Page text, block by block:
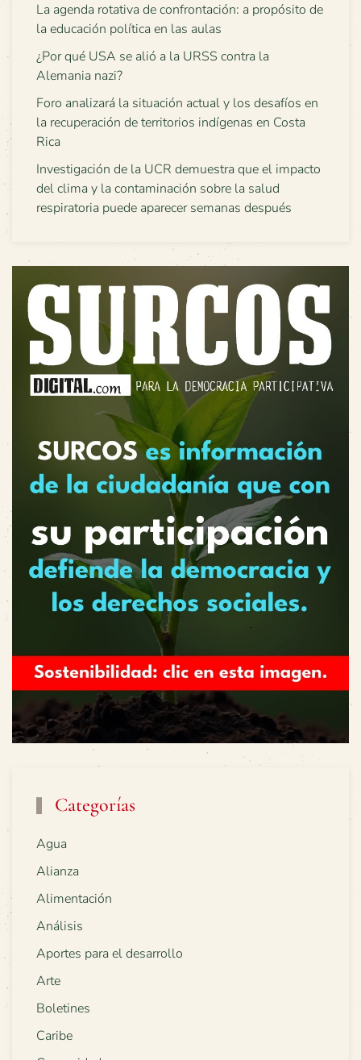
La agenda rotativa de confrontación: a propósito de
la educación política en las aulas
¿Por qué USA se alió a la URSS contra la
Alemania nazi?
Foro analizará la situación actual y los desafíos en
la recuperación de territorios indígenas en Costa
Rica
Investigación de la UCR demuestra que el impacto
del clima y la contaminación sobre la salud
respiratoria puede aparecer semanas después
Categorías
Agua
Alianza
Alimentación
Análisis
Aportes para el desarrollo
Arte
Boletines
Caribe